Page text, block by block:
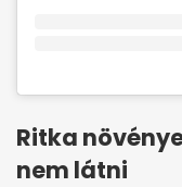
Ritka
nem látni